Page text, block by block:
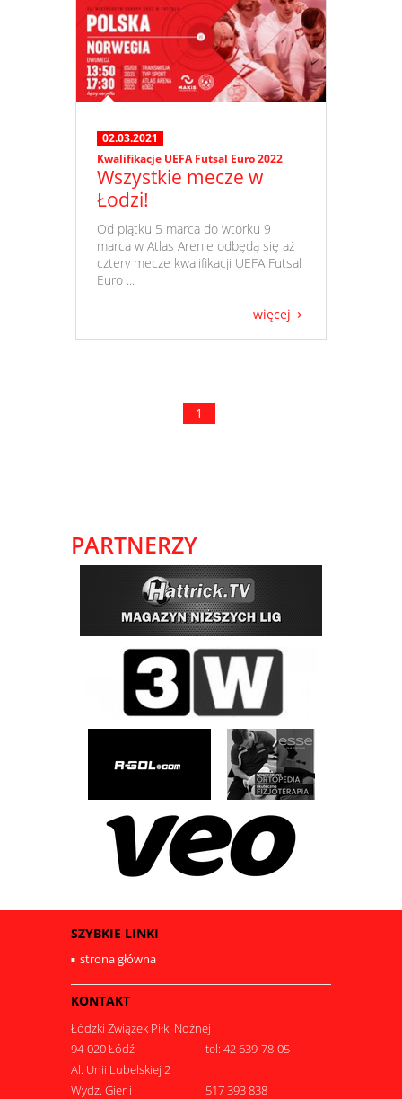
02.03.2021
Kwalifikacje UEFA Futsal Euro 2022
Wszystkie mecze w
Łodzi!
​ Od piątku 5 marca do wtorku 9
marca w Atlas Arenie odbędą się aż
cztery mecze kwalifikacji UEFA Futsal
Euro ...
więcej
1
PARTNERZY
SZYBKIE LINKI
strona główna
KONTAKT
Łódzki Związek Piłki Nożnej
94-020 Łódź
tel: 42 639-78-05
Al. Unii Lubelskiej 2
Wydz. Gier i
517 393 838